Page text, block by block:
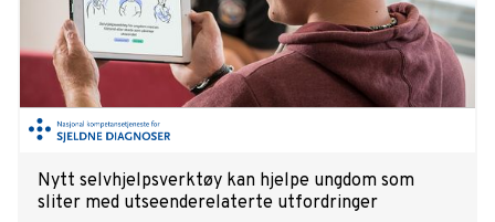
Nytt selvhjelpsverktøy kan hjelpe ungdom som
sliter med utseenderelaterte utfordringer